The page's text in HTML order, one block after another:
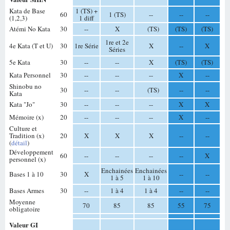
Kata de Base
(1,2,3) 60 1 (TS) +
1 diff 1 (TS) -- --
--
Atémi No Kata
30 -- X (TS) (TS)
(TS)
4e Kata (T et U)
30 1re Série 1re et 2e
Séries X --
X
5e Kata
30 -- -- X (TS)
(TS)
Kata Personnel
30 -- -- -- X
--
Shinobu no
Kata 30 -- -- (TS) --
--
Kata "Jo"
30 -- -- -- X
X
Mémoire (x)
20 -- -- -- X
--
Culture et
Tradition (x)
(détail)
20 X X X --
--
Développement
personnel (x) 60 -- -- -- --
X
Bases 1 à 10
30 X Enchainées
1 à 5
Enchainées
1 à 10 --
--
Bases Armes
30 -- 1 à 4 1 à 4 --
--
Moyenne
obligatoire 70 85 85 55 75
Valeur GI